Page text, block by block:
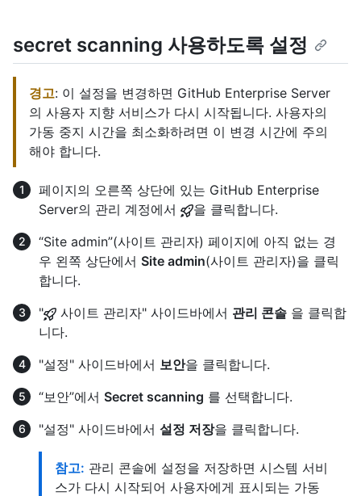
secret scanning 사용하도록 설정
경고: 이 설정을 변경하면 GitHub Enterprise Server
의 사용자 지향 서비스가 다시 시작됩니다. 사용자의
가동 중지 시간을 최소화하려면 이 변경 시간에 주의
해야 합니다.
페이지의 오른쪽 상단에 있는 GitHub Enterprise
Server의 관리 계정에서
을 클릭합니다.
“Site admin”(사이트 관리자) 페이지에 아직 없는 경
우 왼쪽 상단에서 Site admin(사이트 관리자)을 클릭
합니다.
"
사이트 관리자" 사이드바에서 관리 콘솔 을 클릭합
니다.
"설정" 사이드바에서 보안을 클릭합니다.
“보안”에서 Secret scanning 를 선택합니다.
"설정" 사이드바에서 설정 저장을 클릭합니다.
참고: 관리 콘솔에 설정을 저장하면 시스템 서비
스가 다시 시작되어 사용자에게 표시되는 가동